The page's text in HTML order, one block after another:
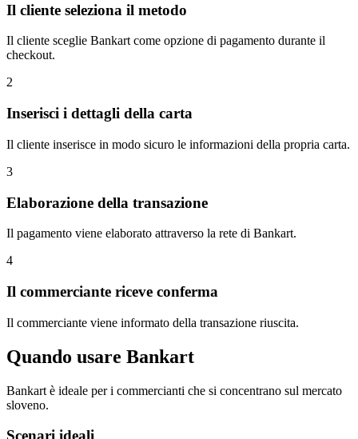
Il cliente seleziona il metodo
Il cliente sceglie Bankart come opzione di pagamento durante il
checkout.
2
Inserisci i dettagli della carta
Il cliente inserisce in modo sicuro le informazioni della propria carta.
3
Elaborazione della transazione
Il pagamento viene elaborato attraverso la rete di Bankart.
4
Il commerciante riceve conferma
Il commerciante viene informato della transazione riuscita.
Quando usare Bankart
Bankart è ideale per i commercianti che si concentrano sul mercato
sloveno.
Scenari ideali